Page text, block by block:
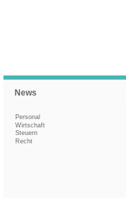
News
Personal
Wirtschaft
Steuern
Recht